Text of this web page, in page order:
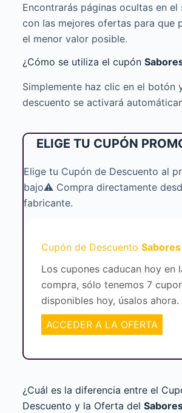
Encontrarás páginas ocultas en
con las mejores ofertas para que
el menor valor posible.
¿Cómo se utiliza el cupón
Simplemente haz clic en el botón
descuento se activará
ELIGE TU CUPÓN
Elige tu Cupón de Descuento al
bajo⚠️ Compra directamente
fabricante.
Cupón de Descuento
Los cupones caducan hoy en
compra, sólo tenemos 7
disponibles hoy, úsalos ahora.
ACCEDER A LA OFERTA
¿Cuál es la diferencia entre el
Descuento y la Oferta del